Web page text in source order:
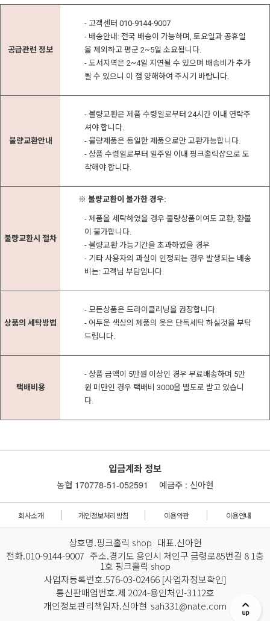
공급관련 정보
- 고객센터 010-9144-9007
- 배송안내: 전국 배송이 가능하며, 토요일과 공휴일
을 제외하고 평균 2~5일 소요됩니다.
- 도서지역은 2~4일 지연될 수 있으며 배송비가 추가
될 수 있으니 이 점 양해하여 주시기 바랍니다.
불량교환안내
- 불량교환은 제품 수령일로부터 24시간 이내 연락주
셔야 합니다.
- 불량제품은 동일한 제품으로만 교환가능합니다.
- 상품 수령일로부터 일주일 이내 핑크홀릭샵으로 도
착해야 합니다.
불량교환시 절차
※ 불량교환이 불가한 경우:
- 제품을 세탁하였을 경우 불량상품이여도 교환, 환불
이 불가합니다.
- 불량교환 가능기간을 초과하였을 경우
- 기타 사용자의 과실이 인정되는 경우 발생되는 배송
비는: 고객님 부담입니다.
상품의 세탁방법
- 모든상품은 드라이클리닝을 권장합니다.
- 어두운 색상의 제품의 옷은 단독세탁 하실것을 부탁
드립니다.
택배비용
- 상품 금액이 5만원 이상인 경우 무료배송하며 5만
원 미만인 경우 택배비 3000을 별도로 받고 있습니
다.
입금계좌 정보
농협 170778-51-052591 예금주 : 신아현
회사소개 개인정보처리방침 이용약관 이용안내
상호명.핑크홀릭 shop 대표.신아현
전화.010-9144-9007 주소.경기도 용인시 처인구 금령로85번길 8 1층
1호 핑크홀릭 shop
사업자등록번호.576-03-02466 [사업자정보확인]
통신판매업번호.제 2024-용인처인-3112호
개인정보관리책임자.신아현 sah331@nate.com